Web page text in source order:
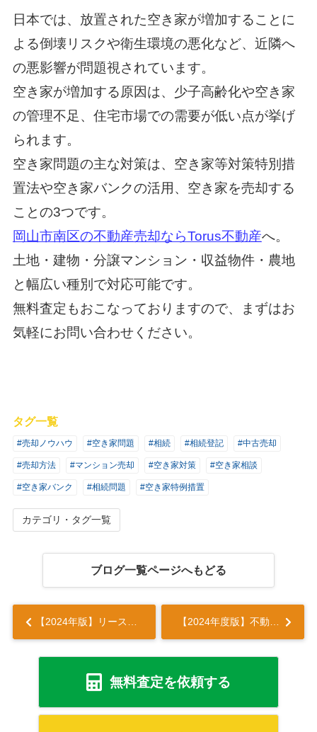
日本では、放置された空き家が増加することに
よる倒壊リスクや衛生環境の悪化など、近隣へ
の悪影響が問題視されています。
空き家が増加する原因は、少子高齢化や空き家
の管理不足、住宅市場での需要が低い点が挙げ
られます。
空き家問題の主な対策は、空き家等対策特別措
置法や空き家バンクの活用、空き家を売却する
ことの3つです。
岡山市南区の不動産売却ならTorus不動産へ。
土地・建物・分譲マンション・収益物件・農地
と幅広い種別で対応可能です。
無料査定もおこなっておりますので、まずはお
気軽にお問い合わせください。
タグ一覧
#売却ノウハウ #空き家問題 #相続 #相続登記 #中古売却
#売却方法 #マンション売却 #空き家対策 #空き家相談
#空き家バンク #相続問題 #空き家特例措置
カテゴリ・タグ一覧
ブログ一覧ページへもどる
無料査定を依頼する